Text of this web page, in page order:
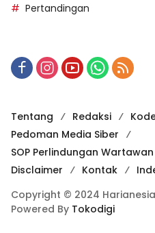
Pertandingan
Tentang Redaksi
Pedoman Media Siber
SOP Perlindungan Wartawan
Disclaimer
Kontak
Copyright © 2024
Powered By Tokodigi